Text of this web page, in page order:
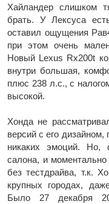
Хайландер слишком
брать. У Лексуса
оставил ощущения
при этом очень
Новый Lexus Rx200t
внутри большая,
плюс 238 л.с., с
высокой.
Хонда не
версий с его
никаких эмоций. Но,
салона, и
без тестдрайва, т.к.
крупных городах,
Было 27 декабря